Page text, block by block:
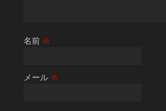
名前 ※
メール ※